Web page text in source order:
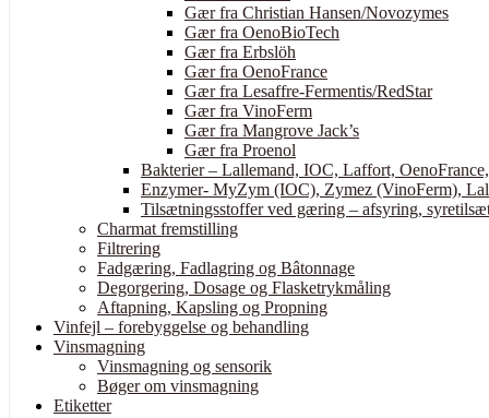
Gær fra Christian Hansen/Novozymes
Gær fra OenoBioTech
Gær fra Erbslöh
Gær fra OenoFrance
Gær fra Lesaffre-Fermentis/RedStar
Gær fra VinoFerm
Gær fra Mangrove Jack’s
Gær fra Proenol
Bakterier – Lallemand, IOC, Laffort,
Enzymer- MyZym (IOC), Zymez (VinoFerm),
Tilsætningsstoffer ved gæring – afsyring,
Charmat fremstilling
Filtrering
Fadgæring, Fadlagring og Bâtonnage
Degorgering, Dosage og Flasketrykmåling
Aftapning, Kapsling og Propning
Vinfejl – forebyggelse og behandling
Vinsmagning
Vinsmagning og sensorik
Bøger om vinsmagning
Etiketter